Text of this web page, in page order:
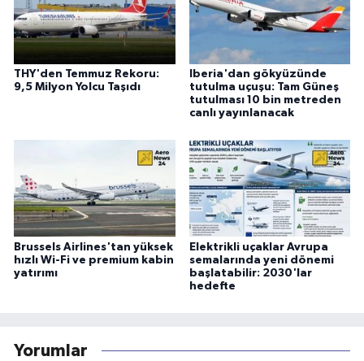
THY'den Temmuz Rekoru:
9,5 Milyon Yolcu Taşıdı
Iberia'dan gökyüzünde
tutulma uçuşu: Tam Güneş
tutulması 10 bin metreden
canlı yayınlanacak
Brussels Airlines'tan yüksek
hızlı Wi-Fi ve premium kabin
yatırımı
Elektrikli uçaklar Avrupa
semalarında yeni dönemi
başlatabilir: 2030'lar
hedefte
Yorumlar